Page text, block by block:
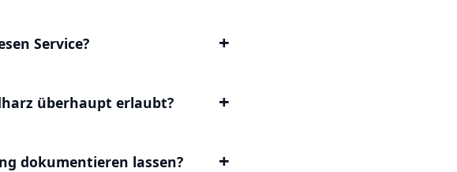
Service?
überhaupt erlaubt?
dokumentieren lassen?